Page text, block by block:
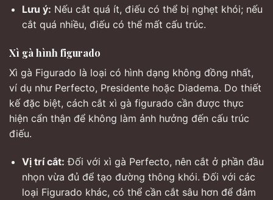
Lưu ý: Nếu cắt quá ít, điếu có thể bị nghẹt khói; nếu
cắt quá nhiều, điếu có thể mất cấu trúc.
Xì gà hình figurado
Xì gà Figurado là loại có hình dạng không đồng nhất,
ví dụ như Perfecto, Presidente hoặc Diadema. Do thiết
kế đặc biệt, cách cắt xì gà figurado cần được thực
hiện cẩn thận để không làm ảnh hưởng đến cấu trúc
điếu.
Vị trí cắt: Đối với xì gà Perfecto, nên cắt ở phần đầu
nhọn vừa đủ để tạo đường thông khói. Đối với các
loại Figurado khác, có thể cần cắt sâu hơn để đảm